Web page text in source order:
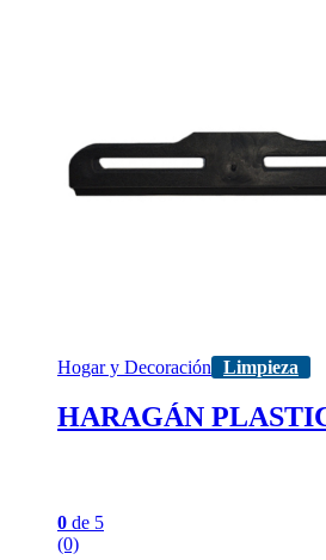
Hogar y Decoración Limpieza
HARAGÁN
0 de 5
(0)